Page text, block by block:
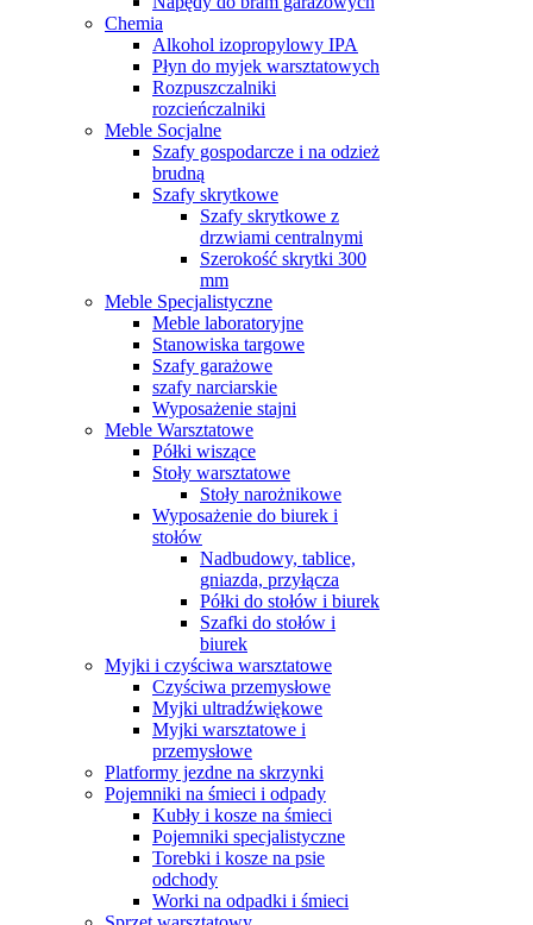
Chemia
Alkohol izopropylowy IPA
Płyn do myjek warsztatowych
Rozpuszczalniki
rozcieńczalniki
Meble Socjalne
Szafy gospodarcze i na odzież
brudną
Szafy skrytkowe
Szafy skrytkowe z
drzwiami centralnymi
Szerokość skrytki 300
mm
Meble Specjalistyczne
Meble laboratoryjne
Stanowiska targowe
Szafy garażowe
szafy narciarskie
Wyposażenie stajni
Meble Warsztatowe
Półki wiszące
Stoły warsztatowe
Stoły narożnikowe
Wyposażenie do biurek i
stołów
Nadbudowy, tablice,
gniazda, przyłącza
Półki do stołów i biurek
Szafki do stołów i
biurek
Myjki i czyściwa warsztatowe
Czyściwa przemysłowe
Myjki ultradźwiękowe
Myjki warsztatowe i
przemysłowe
Platformy jezdne na skrzynki
Pojemniki na śmieci i odpady
Kubły i kosze na śmieci
Pojemniki specjalistyczne
Torebki i kosze na psie
odchody
Worki na odpadki i śmieci